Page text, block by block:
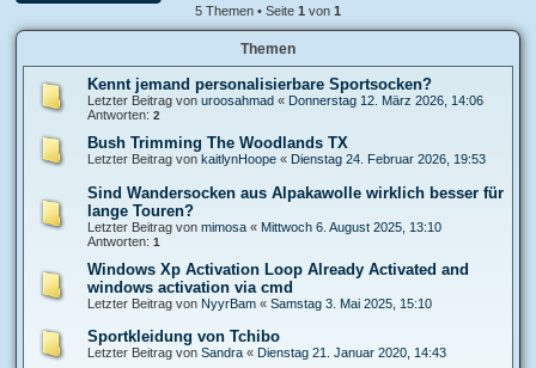
5 Themen • Seite 1 von 1
Themen
Kennt jemand personalisierbare Sportsocken?
Letzter Beitrag von uroosahmad « Donnerstag 12. März 2026, 14:06
Antworten: 2
Bush Trimming The Woodlands TX
Letzter Beitrag von kaitlynHoope « Dienstag 24. Februar 2026, 19:53
Sind Wandersocken aus Alpakawolle wirklich besser für
lange Touren?
Letzter Beitrag von mimosa « Mittwoch 6. August 2025, 13:10
Antworten: 1
Windows Xp Activation Loop Already Activated and
windows activation via cmd
Letzter Beitrag von NyуrBam « Samstag 3. Mai 2025, 15:10
Sportkleidung von Tchibo
Letzter Beitrag von Sandra « Dienstag 21. Januar 2020, 14:43